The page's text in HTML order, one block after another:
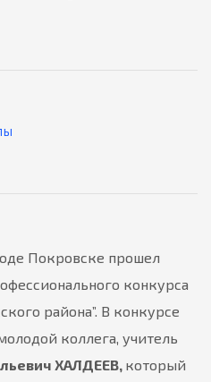
Покровске прошел
конкурса
района”. В конкурсе
коллега, учитель
ХАЛДЕЕВ, который